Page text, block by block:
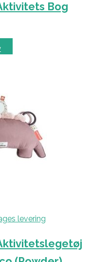
Bog
levering